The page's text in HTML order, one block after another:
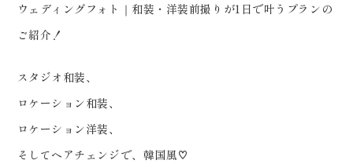
スタジオ「ReiMei+」 場所:福島
県郡山市富田町権現林9-1 問い合
わせ番号:0120-05-7536
LINE:@757gbgmv ご予約・ご
見学、ご相談（オンライン可） 受
付中です！
ウェディングフォト｜和装・洋装前撮りが1日で叶うプランの
ご紹介！
スタジオ和装、
ロケーション和装、
ロケーション洋装、
そしてヘアチェンジで、韓国風♡